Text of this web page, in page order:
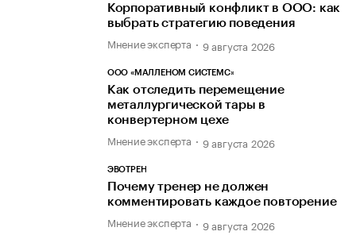
Корпоративный конфликт в ООО: как
выбрать стратегию поведения
Мнение эксперта 9 августа 2026
ООО «МАЛЛЕНОМ СИСТЕМС»
Как отследить перемещение
металлургической тары в
конвертерном цехе
Мнение эксперта 9 августа 2026
ЭВОТРЕН
Почему тренер не должен
комментировать каждое повторение
Мнение эксперта 9 августа 2026